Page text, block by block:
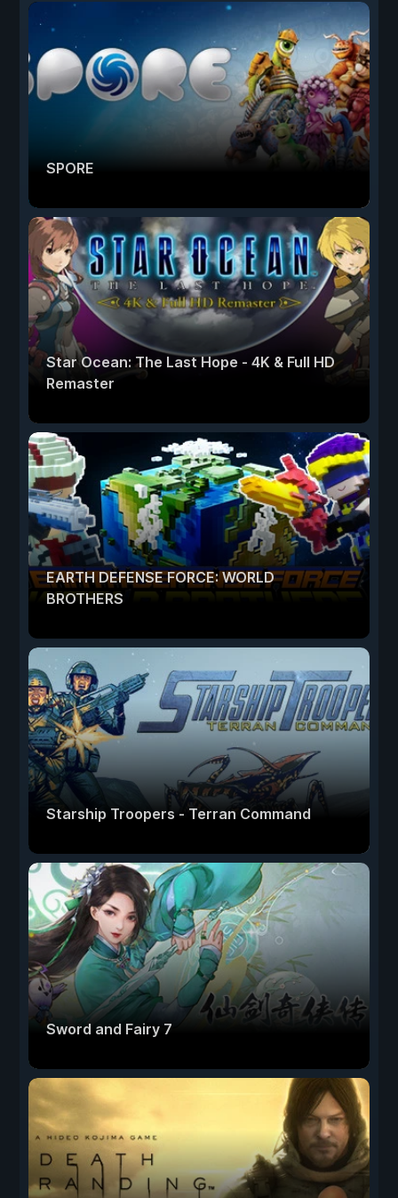
SPORE
Star Ocean: The Last Hope - 4K & Full HD
Remaster
EARTH DEFENSE FORCE: WORLD
BROTHERS
Starship Troopers - Terran Command
Sword and Fairy 7